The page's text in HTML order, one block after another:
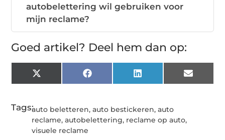
autobelettering wil gebruiken voor
mijn reclame?
Goed artikel? Deel hem dan op:
X
(Twitter)
Facebook LinkedIn Email
Tags:auto beletteren,auto bestickeren,auto
reclame,autobelettering, reclame op auto,
visuele reclame